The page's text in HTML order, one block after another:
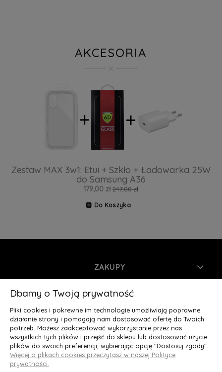
AKCESORIA
Zestaw MAX 3w1: Etui + Szkło + Ładowarka 25W
do Samsung A36
179,00 zł 247,00 zł
Do Koszyka
ZAKUPY
INFORMACJE
MOJE KONTO
O NAS
Deluxury.pl
Dbamy o Twoją prywatność
Pliki cookies i pokrewne im technologie umożliwiają poprawne
działanie strony i pomagają nam dostosować ofertę do Twoich
potrzeb. Możesz zaakceptować wykorzystanie przez nas
wszystkich tych plików i przejść do sklepu lub dostosować użycie
plików do swoich preferencji, wybierając opcję "Dostosuj zgody".
Więcej o plikach cookies przeczytasz w naszej Polityce
prywatności.